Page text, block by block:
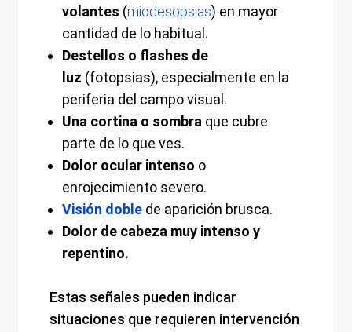
volantes (miodesopsias) en mayor
cantidad de lo habitual.
Destellos o flashes de
luz (fotopsias), especialmente en la
periferia del campo visual.
Una cortina o sombra que cubre
parte de lo que ves.
Dolor ocular intenso o
enrojecimiento severo.
Visión doble de aparición brusca.
Dolor de cabeza muy intenso y
repentino.
Estas señales pueden indicar
situaciones que requieren intervención